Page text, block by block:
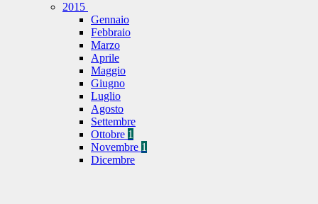
2015
Gennaio
Febbraio
Marzo
Aprile
Maggio
Giugno
Luglio
Agosto
Settembre
Ottobre 1
Novembre 1
Dicembre